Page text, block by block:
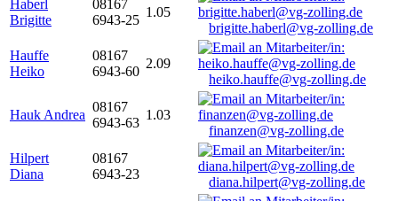
Haberl
Brigitte
08167
6943-25
1.05
brigitte.haberl@vg-zolling.de
Hauffe
Heiko
08167
6943-60
2.09
heiko.hauffe@vg-zolling.de
Hauk Andrea
08167
6943-63
1.03
finanzen@vg-zolling.de
Hilpert
Diana
08167
6943-23
diana.hilpert@vg-zolling.de